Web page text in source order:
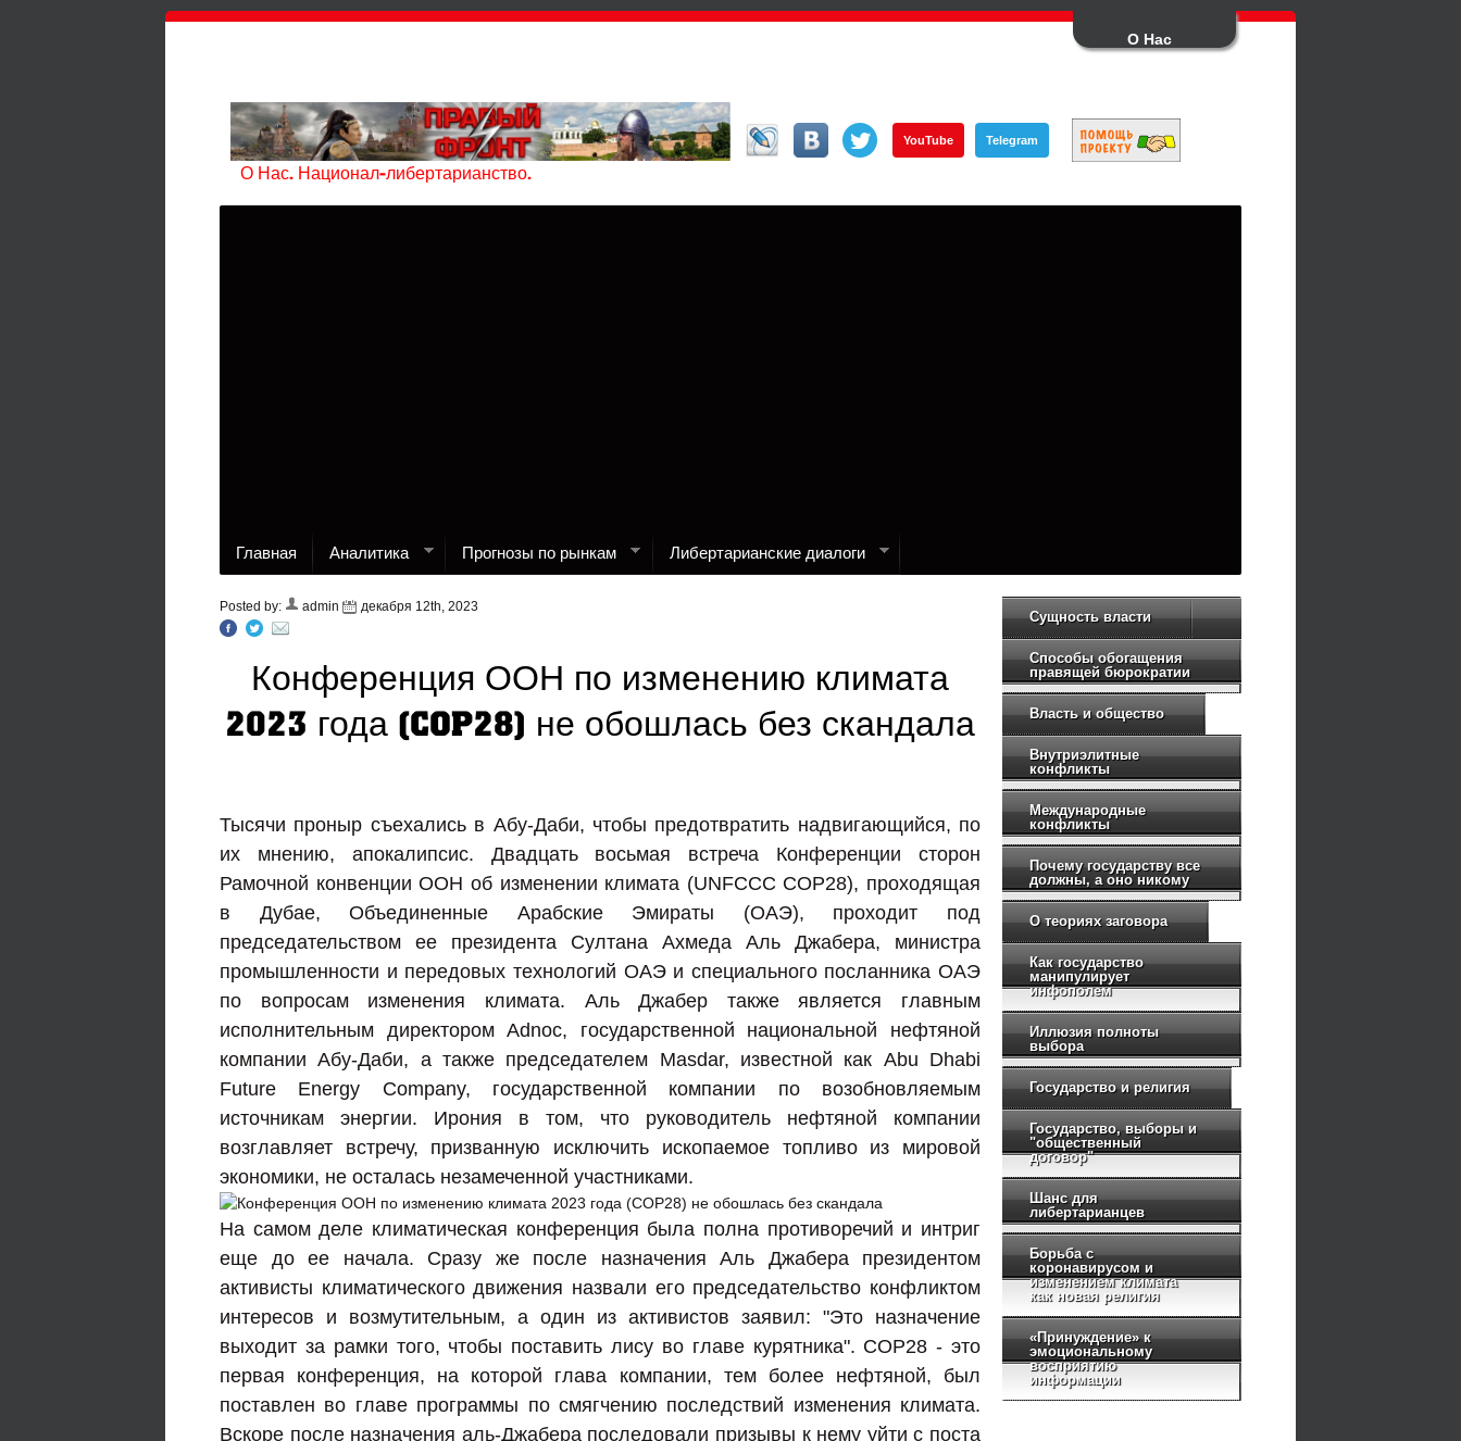
О Нас
О Нас. Национал-либертарианство.
YouTube Telegram
Главная Аналитика Прогнозы по рынкам Либертарианские диалоги
Posted by: admin декабря 12th, 2023
Конференция ООН по изменению климата
2023 года (COP28) не обошлась без скандала
Тысячи проныр съехались в Абу-Даби, чтобы предотвратить надвигающийся, по
их мнению, апокалипсис. Двадцать восьмая встреча Конференции сторон
Рамочной конвенции ООН об изменении климата (UNFCCC COP28), проходящая
в Дубае, Объединенные Арабские Эмираты (ОАЭ), проходит под
председательством ее президента Султана Ахмеда Аль Джабера, министра
промышленности и передовых технологий ОАЭ и специального посланника ОАЭ
по вопросам изменения климата. Аль Джабер также является главным
исполнительным директором Adnoc, государственной национальной нефтяной
компании Абу-Даби, а также председателем Masdar, известной как Abu Dhabi
Future Energy Company, государственной компании по возобновляемым
источникам энергии. Ирония в том, что руководитель нефтяной компании
возглавляет встречу, призванную исключить ископаемое топливо из мировой
экономики, не осталась незамеченной участниками.
На самом деле климатическая конференция была полна противоречий и интриг
еще до ее начала. Сразу же после назначения Аль Джабера президентом
активисты климатического движения назвали его председательство конфликтом
интересов и возмутительным, а один из активистов заявил: "Это назначение
выходит за рамки того, чтобы поставить лису во главе курятника". COP28 - это
первая конференция, на которой глава компании, тем более нефтяной, был
поставлен во главе программы по смягчению последствий изменения климата.
Вскоре после назначения аль-Джабера последовали призывы к нему уйти с поста
Сущность власти
Способы обогащения
правящей бюрократии
Власть и общество
Внутриэлитные
конфликты
Международные
конфликты
Почему государству все
должны, а оно никому
О теориях заговора
Как государство
манипулирует
инфополем
Иллюзия полноты
выбора
Государство и религия
Государство, выборы и
"общественный
договор"
Шанс для
либертарианцев
Борьба с
коронавирусом и
изменением климата
как новая религия
«Принуждение» к
эмоциональному
восприятию
информации